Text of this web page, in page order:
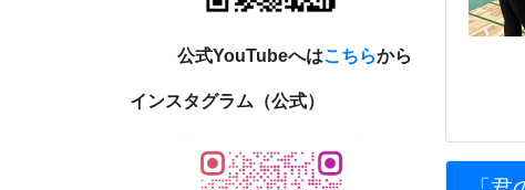
公式YouTubeへはこちらから
インスタグラム（公式）